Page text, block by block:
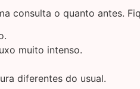
consulta o quanto antes.
muito intenso.
diferentes do usual.